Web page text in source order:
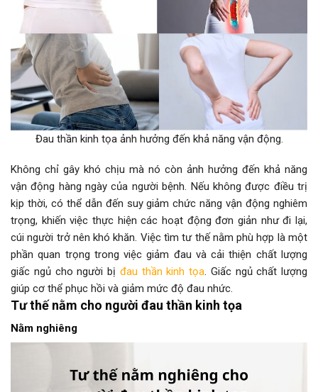
Đau thần kinh tọa ảnh hưởng đến khả năng vận động.
Không chỉ gây khó chịu mà nó còn ảnh hưởng đến khả năng
vận động hàng ngày của người bệnh. Nếu không được điều trị
kịp thời, có thể dẫn đến suy giảm chức năng vận động nghiêm
trọng, khiến việc thực hiện các hoạt động đơn giản như đi lại,
cúi người trở nên khó khăn. Việc tìm tư thế nằm phù hợp là một
phần quan trọng trong việc giảm đau và cải thiện chất lượng
giấc ngủ cho người bị đau thần kinh tọa. Giấc ngủ chất lượng
giúp cơ thể phục hồi và giảm mức độ đau nhức.
Tư thế nằm cho người đau thần kinh tọa
Nằm nghiêng